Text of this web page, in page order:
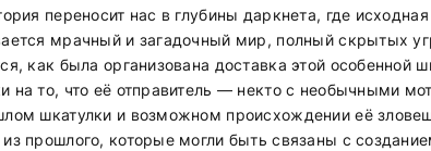
переносит нас в глубины даркнета, где
мрачный и загадочный мир, полный скрытых
как была организована доставка этой особенной
на то, что её отправитель — некто с необычными
шкатулки и возможном происхождении её
прошлого, которые могли быть связаны с